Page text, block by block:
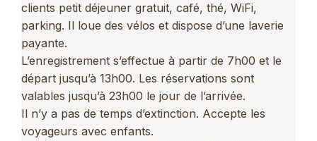
clients petit déjeuner gratuit, café, thé, WiFi,
parking. Il loue des vélos et dispose d’une laverie
payante.
L’enregistrement s’effectue à partir de 7h00 et le
départ jusqu’à 13h00. Les réservations sont
valables jusqu’à 23h00 le jour de l’arrivée.
Il n’y a pas de temps d’extinction. Accepte les
voyageurs avec enfants.